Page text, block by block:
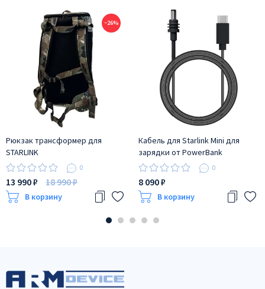
−26%
Рюкзак трансформер для
STARLINK
0
13 990 ₽ 18 990 ₽
В корзину
Кабель для Starlink Mini для
зарядки от PowerBank
0
8 090 ₽
В корзину